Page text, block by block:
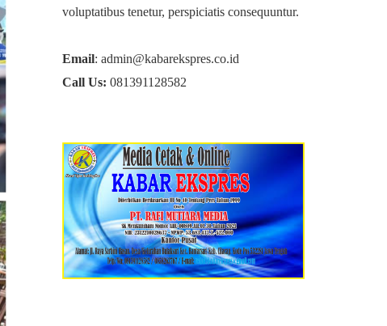
voluptatibus tenetur, perspiciatis consequuntur.
Email: admin@kabarekspres.co.id
Call Us: 081391128582